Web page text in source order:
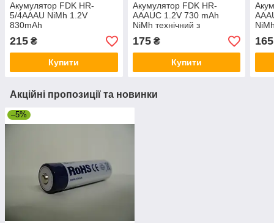
Акумулятор FDK HR-
5/4AAAU NiMh 1.2V
830mAh
215 ₴
Купити
Акумулятор FDK HR-
AAAUC 1.2V 730 mAh
NiMh технічний з
виведеннями Z-tag під
паяння
175₴
Купити
tags
165
Акційні пропозиції та новинки
–5%